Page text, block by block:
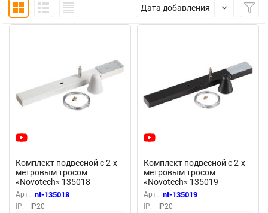
Дата добавления
Комплект подвесной с 2-х
метровым тросом
«Novotech» 135018
(крепление к треку)
Арт.: nt-135018
IP:
IP20
Комплект подвесной с 2-х
метровым тросом
«Novotech» 135019
(крепление к треку)
Арт.: nt-135019
IP:
IP20